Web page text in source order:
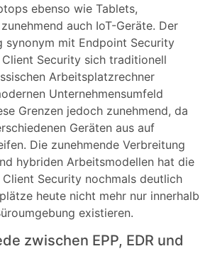
ebenso wie Tablets,
auch IoT-Geräte. Der
synonym mit Endpoint Security
Security sich traditionell
Arbeitsplatzrechner
Unternehmensumfeld
Grenzen jedoch zunehmend, da
Geräten aus auf
Die zunehmende Verbreitung
hybriden Arbeitsmodellen hat die
Security nochmals deutlich
heute nicht mehr nur innerhalb
existieren.
zwischen EPP, EDR und